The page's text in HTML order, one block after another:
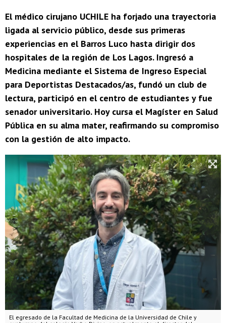
El médico cirujano UCHILE ha forjado una trayectoria
ligada al servicio público, desde sus primeras
experiencias en el Barros Luco hasta dirigir dos
hospitales de la región de Los Lagos. Ingresó a
Medicina mediante el Sistema de Ingreso Especial
para Deportistas Destacados/as, fundó un club de
lectura, participó en el centro de estudiantes y fue
senador universitario. Hoy cursa el Magíster en Salud
Pública en su alma mater, reafirmando su compromiso
con la gestión de alto impacto.
El egresado de la Facultad de Medicina de la Universidad de Chile y